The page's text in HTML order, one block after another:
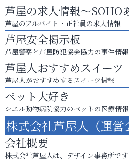
芦屋の求人情報～SOHO
芦屋のアルバイト・正社員の求人情報
芦屋安全掲示板
芦屋警察と芦屋防犯協会協力の事件情報
芦屋人おすすめスイーツ
芦屋人がおすすめするスイーツ情報
ペット大好き
シエル動物病院協力のペットの医療情報
株式会社芦屋人（運営
会社概要
株式会社芦屋人は、デザイン事務所です